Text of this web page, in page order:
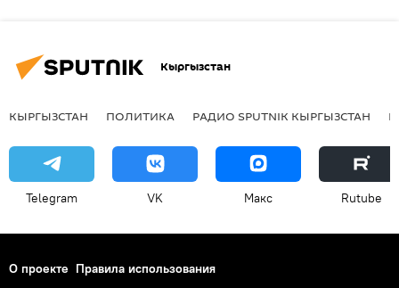
Кыргызстан
КЫРГЫЗСТАН ПОЛИТИКА РАДИО SPUTNIK КЫРГЫЗСТАН
Telegram VK Макс Rutube
О проекте Правила использования